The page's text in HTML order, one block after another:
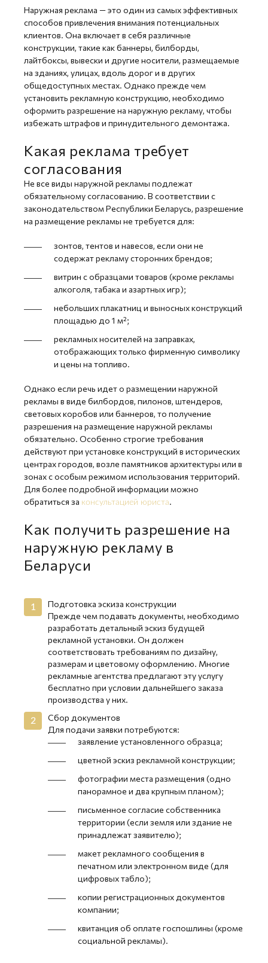
Наружная реклама — это один из самых эффективных
способов привлечения внимания потенциальных
клиентов. Она включает в себя различные
конструкции, такие как баннеры, билборды,
лайтбоксы, вывески и другие носители, размещаемые
на зданиях, улицах, вдоль дорог и в других
общедоступных местах. Однако прежде чем
установить рекламную конструкцию, необходимо
оформить разрешение на наружную рекламу, чтобы
избежать штрафов и принудительного демонтажа.
Какая реклама требует
согласования
Не все виды наружной рекламы подлежат
обязательному согласованию. В соответствии с
законодательством Республики Беларусь, разрешение
на размещение рекламы не требуется для:
зонтов, тентов и навесов, если они не
содержат рекламу сторонних брендов;
витрин с образцами товаров (кроме рекламы
алкоголя, табака и азартных игр);
небольших плакатниц и выносных конструкций
площадью до 1 м²;
рекламных носителей на заправках,
отображающих только фирменную символику
и цены на топливо.
Однако если речь идет о размещении наружной
рекламы в виде билбордов, пилонов, штендеров,
световых коробов или баннеров, то получение
разрешения на размещение наружной рекламы
обязательно. Особенно строгие требования
действуют при установке конструкций в исторических
центрах городов, возле памятников архитектуры или в
зонах с особым режимом использования территорий.
Для более подробной информации можно
обратиться за консультацией юриста.
Как получить разрешение на
наружную рекламу в
Беларуси
Подготовка эскиза конструкции
Прежде чем подавать документы, необходимо
разработать детальный эскиз будущей
рекламной установки. Он должен
соответствовать требованиям по дизайну,
размерам и цветовому оформлению. Многие
рекламные агентства предлагают эту услугу
бесплатно при условии дальнейшего заказа
производства у них.
Сбор документов
Для подачи заявки потребуются:
заявление установленного образца;
цветной эскиз рекламной конструкции;
фотографии места размещения (одно
панорамное и два крупным планом);
письменное согласие собственника
территории (если земля или здание не
принадлежат заявителю);
макет рекламного сообщения в
печатном или электронном виде (для
цифровых табло);
копии регистрационных документов
компании;
квитанция об оплате госпошлины (кроме
социальной рекламы).